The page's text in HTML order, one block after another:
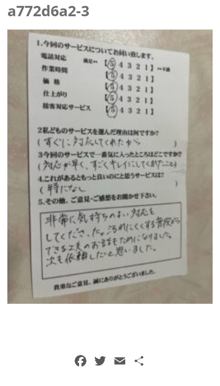
風呂釜洗浄・追い炊き配管
クリーニング
トイレクリーニング
クリニック施設専門清掃
除菌清掃
空気清浄機クリーニング
その他のお掃除
ご予約・お問い合わせ
0120-396-620
a772d6a2-3
F T E